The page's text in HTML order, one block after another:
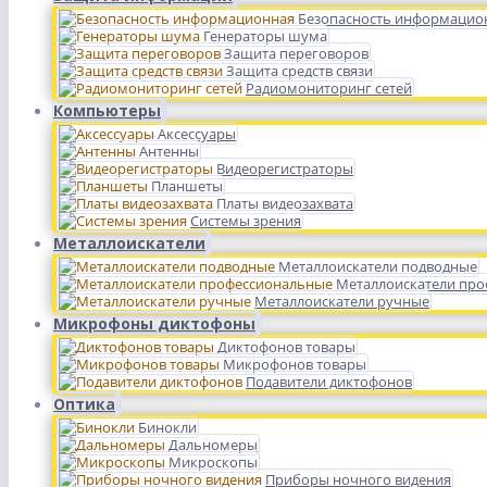
Безопасность
Генераторы шума
Защита переговоров
Защита средств связи
Радиомониторинг сетей
Компьютеры
Аксессуары
Антенны
Видеорегистраторы
Планшеты
Платы видеозахвата
Системы зрения
Металлоискатели
Металлоискатели подводные
Металлоискатели
Металлоискатели ручные
Микрофоны диктофоны
Диктофонов товары
Микрофонов товары
Подавители диктофонов
Оптика
Бинокли
Дальномеры
Микроскопы
Приборы ночного видения